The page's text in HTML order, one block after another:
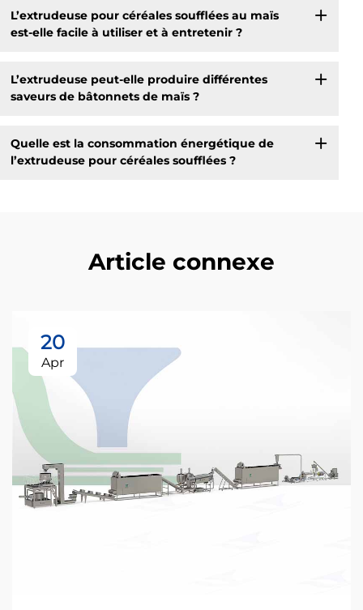
L’extrudeuse pour céréales soufflées au maïs
est-elle facile à utiliser et à entretenir ?
L’extrudeuse peut-elle produire différentes
saveurs de bâtonnets de maïs ?
Quelle est la consommation énergétique de
l’extrudeuse pour céréales soufflées ?
Article connexe
20
Apr